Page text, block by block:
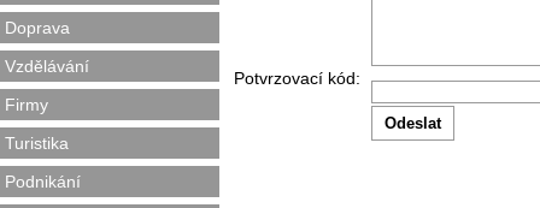
Doprava
Vzdělávání
Firmy
Turistika
Podnikání
Potvrzovací kód: